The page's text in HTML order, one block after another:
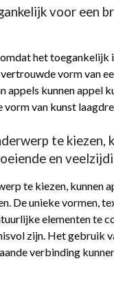
voor een
het toegankelijk
vorm van
appels kunnen appel
vorm van kunst
te kiezen,
en
te kiezen, kunnen
De unieke vormen,
elementen te
zijn. Het gebruik
verbinding